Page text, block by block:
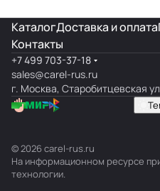
КаталогДоставка и оплата
Контакты
+7 499 703-37-18
sales@carel-rus.ru
г. Москва, Старобитцевская
© 2026 carel-rus.ru
На информационном ресурсе
технологии.